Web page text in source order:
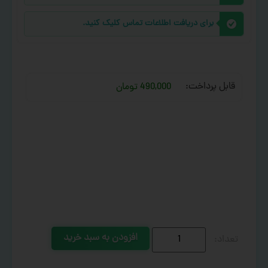
برای دریافت اطلاعات تماس کلیک کنید.
قابل پرداخت: 490,000 تومان
افزودن به سبد خرید